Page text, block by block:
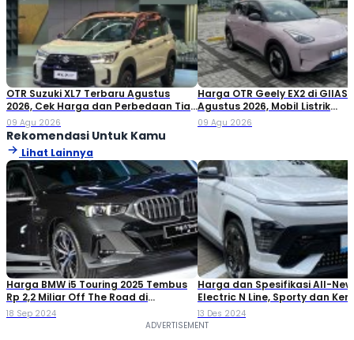
OTR Suzuki XL7 Terbaru Agustus
2026, Cek Harga dan Perbedaan Tiap
Varian
09 Agu 2026
Harga OTR Geely EX2 di GIIAS
Agustus 2026, Mobil Listrik
Penantang BYD Atto 1
09 Agu 2026
Rekomendasi Untuk Kamu
Lihat Lainnya
Harga BMW i5 Touring 2025 Tembus
Rp 2,2 Miliar Off The Road di
Indonesia
18 Sep 2024
Harga dan Spesifikasi All-New
Electric N Line, Sporty dan
13 Des 2024